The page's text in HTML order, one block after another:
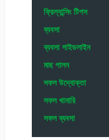
ফ্রিল্যান্সিং টিপস
ব্যবসা
ব্যবসা গাইডলাইন
মাছ পালন
সফল উদ্যোক্তা
সফল খামারি
সফল ব্যবসা